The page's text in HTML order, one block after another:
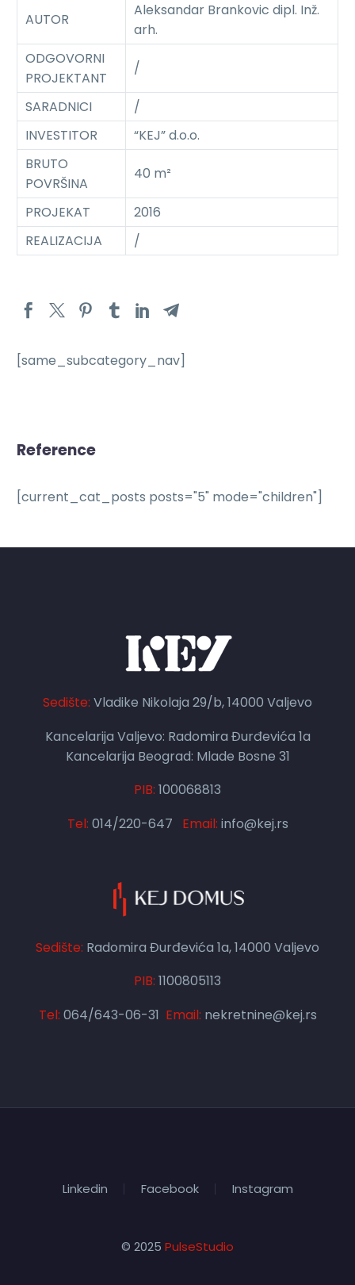
AUTOR
Aleksandar Brankovic dipl. Inž.
arh.
ODGOVORNI
PROJEKTANT
/
SARADNICI
/
INVESTITOR
“KEJ” d.o.o.
BRUTO
POVRŠINA
40 m²
PROJEKAT
2016
REALIZACIJA
/
[same_subcategory_nav]
Reference
[current_cat_posts posts="5" mode="children"]
Sedište: Vladike Nikolaja 29/b, 14000 Valjevo
Kancelarija Valjevo: Radomira Đurđevića 1a
Kancelarija Beograd: Mlade Bosne 31
PIB: 100068813
Tel: 014/220-647 Email: info@kej.rs
Sedište: Radomira Đurđevića 1a, 14000 Valjevo
PIB: 1100805113
Tel: 064/643-06-31 Email: nekretnine@kej.rs
Linkedin Facebook Instagram
© 2025 PulseStudio